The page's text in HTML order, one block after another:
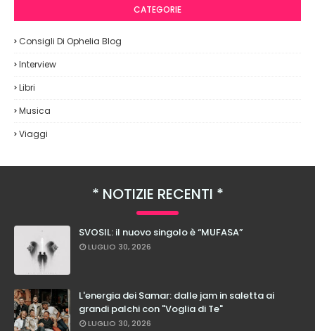
CATEGORIE
Consigli Di Ophelia Blog
Interview
Libri
Musica
Viaggi
NOTIZIE RECENTI
SVOSIL: il nuovo singolo è “MUFASA”
LUGLIO 30, 2026
L'energia dei Samar: dalle jam in saletta ai
grandi palchi con "Voglia di Te"
LUGLIO 30, 2026